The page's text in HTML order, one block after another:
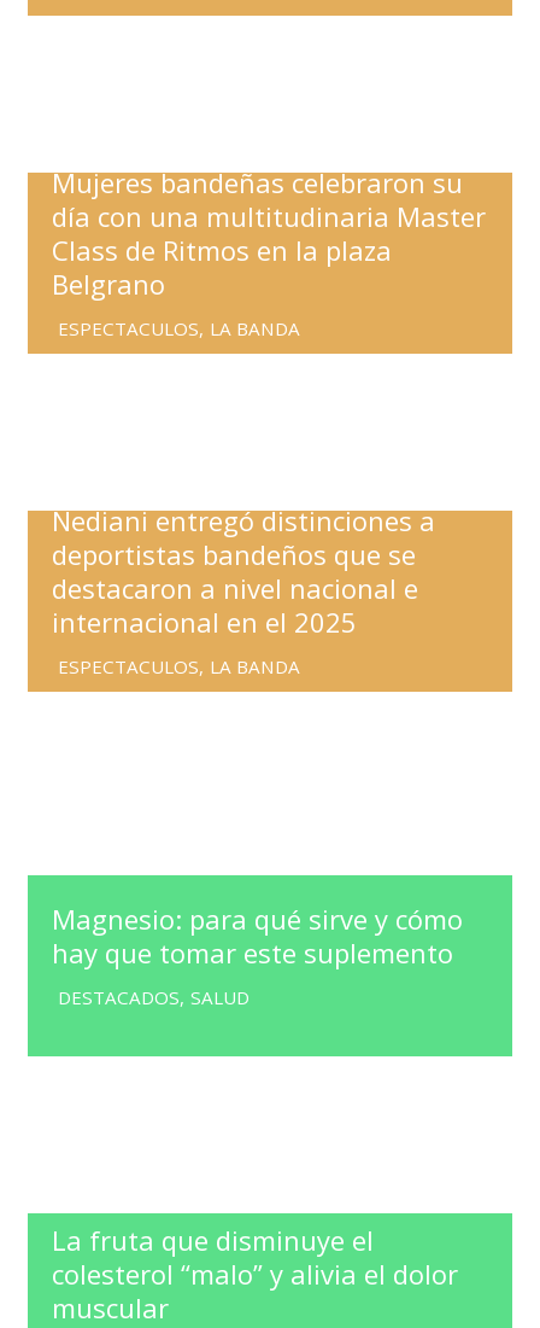
Mujeres bandeñas celebraron su
día con una multitudinaria Master
Class de Ritmos en la plaza
Belgrano
ESPECTACULOS, LA BANDA
Nediani entregó distinciones a
deportistas bandeños que se
destacaron a nivel nacional e
internacional en el 2025
ESPECTACULOS, LA BANDA
Magnesio: para qué sirve y cómo
hay que tomar este suplemento
DESTACADOS, SALUD
La fruta que disminuye el
colesterol “malo” y alivia el dolor
muscular